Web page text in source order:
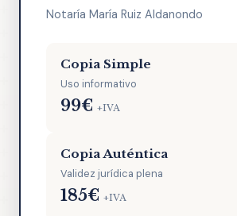
Notaría María Ruiz Aldanondo
Copia Simple
Uso informativo
99€ +IVA
Copia Auténtica
Validez jurídica plena
185€ +IVA